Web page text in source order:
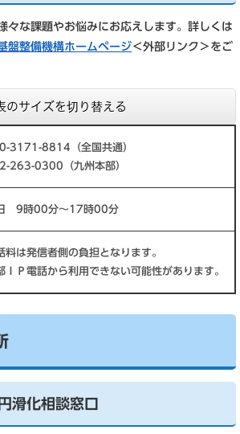
々な課題やお悩みにお応えします。詳しくは
盤整備機構ホームページ＜外部リンク＞ をご
のサイズを切り替える
3171-8814（全国共通）
263-0300（九州本部）
9時00分～17時00分
料は発信者側の負担となります。
ＩＰ電話から利用できない可能性があります。
滑化相談窓口